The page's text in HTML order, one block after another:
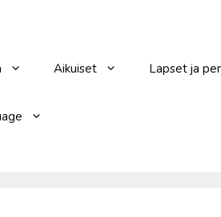
Aikuiset Lapset ja